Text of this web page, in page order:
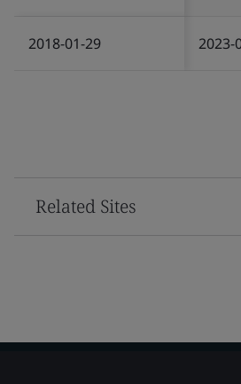
2018-01-29 2023-
Related Sites